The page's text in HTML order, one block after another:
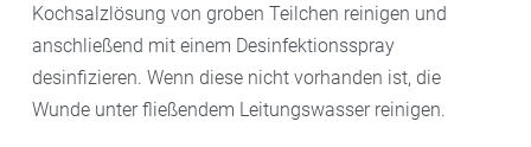
Kochsalzlösung von groben Teilchen reinigen und
anschließend mit einem Desinfektionsspray
desinfizieren. Wenn diese nicht vorhanden ist, die
Wunde unter fließendem Leitungswasser reinigen.